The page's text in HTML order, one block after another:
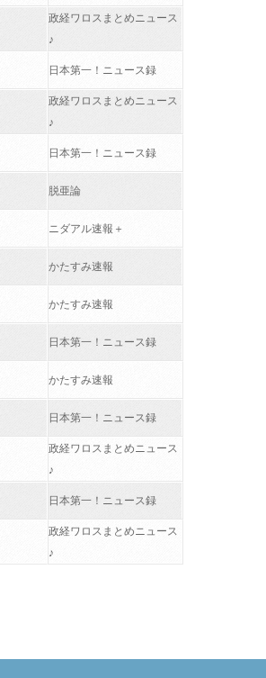
政経ワロスまとめニュース
♪
日本第一！ニュース録
政経ワロスまとめニュース
♪
日本第一！ニュース録
脱亜論
ニダアル速報＋
かたすみ速報
かたすみ速報
日本第一！ニュース録
かたすみ速報
日本第一！ニュース録
政経ワロスまとめニュース
♪
日本第一！ニュース録
政経ワロスまとめニュース
♪